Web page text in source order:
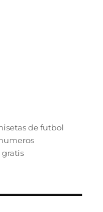
de futbol
gratis